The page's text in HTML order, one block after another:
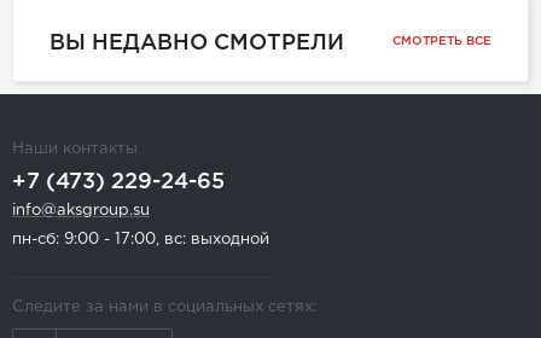
ВЫ НЕДАВНО СМОТРЕЛИ СМОТРЕТЬ ВСЕ
Наши контакты
+7 (473) 229-24-65
info@aksgroup.su
пн-сб: 9:00 - 17:00, вс: выходной
Следите за нами в социальных сетях: